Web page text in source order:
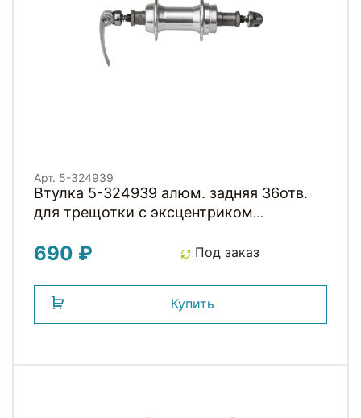
Арт. 5-324939
Втулка 5-324939 алюм. задняя 36отв.
для трещотки с эксцентриком
690 ₽ Под заказ
Купить